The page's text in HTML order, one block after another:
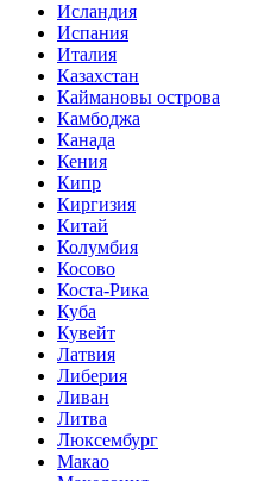
Исландия
Испания
Италия
Казахстан
Каймановы острова
Камбоджа
Канада
Кения
Кипр
Киргизия
Китай
Колумбия
Косово
Коста-Рика
Куба
Кувейт
Латвия
Либерия
Ливан
Литва
Люксембург
Макао